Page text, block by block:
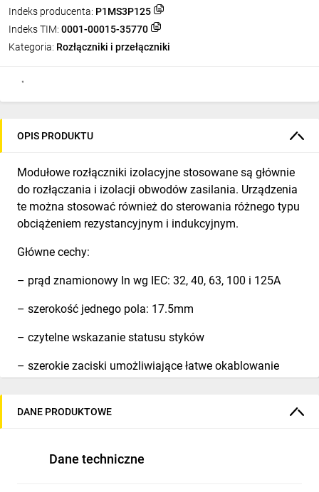
Indeks producenta: P1MS3P125
Indeks TIM: 0001-00015-35770
Kategoria: Rozłączniki i przełączniki
OPIS PRODUKTU
Modułowe rozłączniki izolacyjne stosowane są głównie
do rozłączania i izolacji obwodów zasilania. Urządzenia
te można stosować również do sterowania różnego typu
obciążeniem rezystancyjnym i indukcyjnym.
Główne cechy:
– prąd znamionowy In wg IEC: 32, 40, 63, 100 i 125A
– szerokość jednego pola: 17.5mm
– czytelne wskazanie statusu styków
– szerokie zaciski umożliwiające łatwe okablowanie
stronie rozłącznika i mechanizm blokujący dźwignię
Charakterystyka robocza
DANE PRODUKTOWE
Dane techniczne